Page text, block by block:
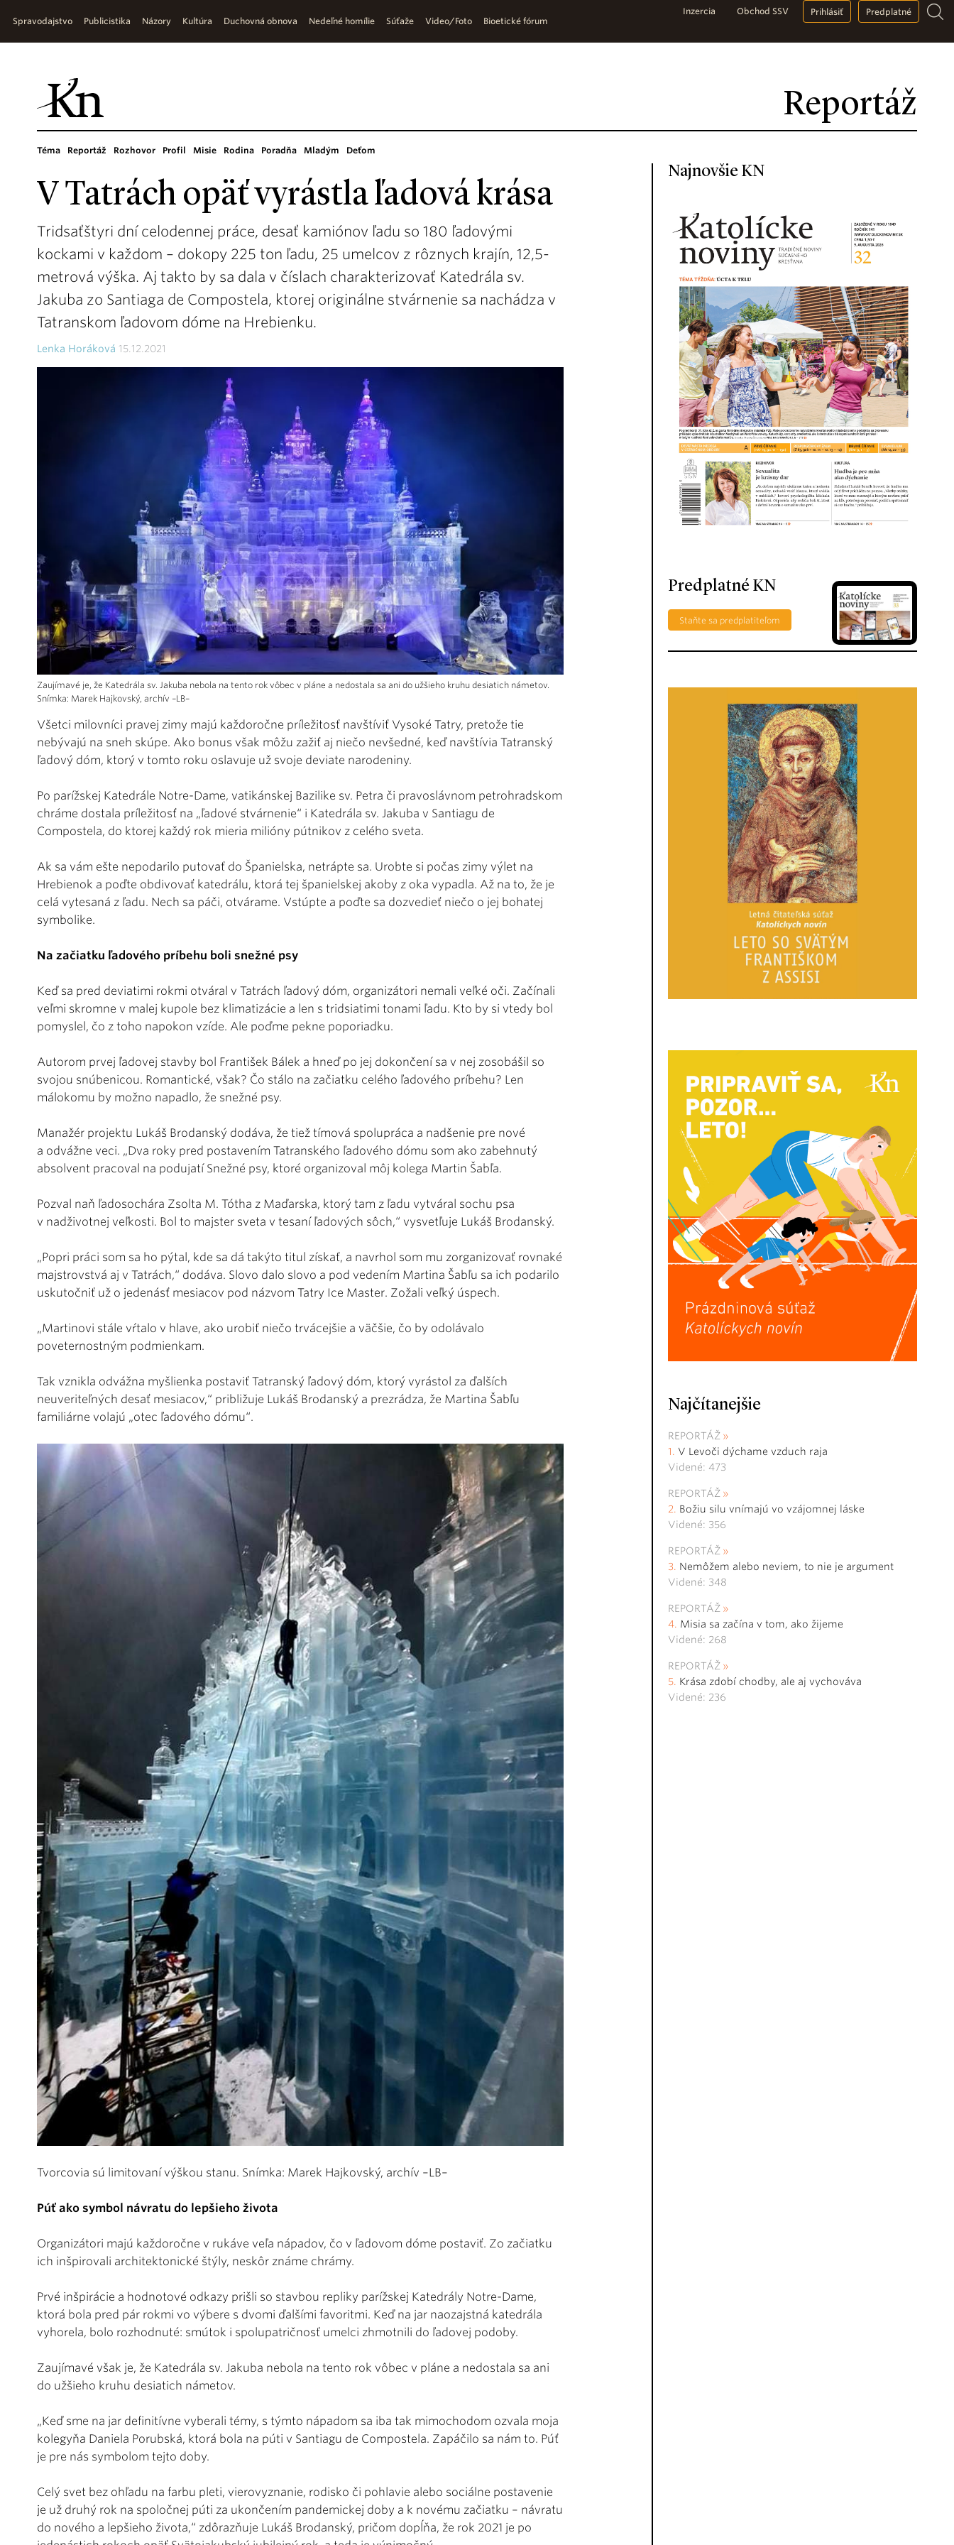
Reportáž
Spravodajstvo Publicistika Názory Kultúra Duchovná obnova Nedeľné homílie Súťaže Video/Foto Bioetické fórum
Inzercia Obchod SSV Prihlásiť Predplatné
Téma Reportáž Rozhovor Profil Misie Rodina Poradňa Mladým Deťom
V Tatrách opäť vyrástla ľadová krása
Tridsaťštyri dní celodennej práce, desať kamiónov ľadu so 180 ľadovými
kockami v každom – dokopy 225 ton ľadu, 25 umelcov z rôznych krajín, 12,5-
metrová výška. Aj takto by sa dala v číslach charakterizovať Katedrála sv.
Jakuba zo Santiaga de Compostela, ktorej originálne stvárnenie sa nachádza v
Tatranskom ľadovom dóme na Hrebienku.
Lenka Horáková 15.12.2021
Zaujímavé je, že Katedrála sv. Jakuba nebola na tento rok vôbec v pláne a nedostala sa ani do užšieho kruhu desiatich námetov.
Snímka: Marek Hajkovský, archív –LB–
Všetci milovníci pravej zimy majú každoročne príležitosť navštíviť Vysoké Tatry, pretože tie
nebývajú na sneh skúpe. Ako bonus však môžu zažiť aj niečo nevšedné, keď navštívia Tatranský
ľadový dóm, ktorý v tomto roku oslavuje už svoje deviate narodeniny.
Po parížskej Katedrále Notre-Dame, vatikánskej Bazilike sv. Petra či pravoslávnom petrohradskom
chráme dostala príležitosť na „ľadové stvárnenie“ i Katedrála sv. Jakuba v Santiagu de
Compostela, do ktorej každý rok mieria milióny pútnikov z celého sveta.
Ak sa vám ešte nepodarilo putovať do Španielska, netrápte sa. Urobte si počas zimy výlet na
Hrebienok a poďte obdivovať katedrálu, ktorá tej španielskej akoby z oka vypadla. Až na to, že je
celá vytesaná z ľadu. Nech sa páči, otvárame. Vstúpte a poďte sa dozvedieť niečo o jej bohatej
symbolike.
Na začiatku ľadového príbehu boli snežné psy
Keď sa pred deviatimi rokmi otváral v Tatrách ľadový dóm, organizátori nemali veľké oči. Začínali
veľmi skromne v malej kupole bez klimatizácie a len s tridsiatimi tonami ľadu. Kto by si vtedy bol
pomyslel, čo z toho napokon vzíde. Ale poďme pekne poporiadku.
Autorom prvej ľadovej stavby bol František Bálek a hneď po jej dokončení sa v nej zosobášil so
svojou snúbenicou. Romantické, však? Čo stálo na začiatku celého ľadového príbehu? Len
málokomu by možno napadlo, že snežné psy.
Manažér projektu Lukáš Brodanský dodáva, že tiež tímová spolupráca a nadšenie pre nové
a odvážne veci. „Dva roky pred postavením Tatranského ľadového dómu som ako zabehnutý
absolvent pracoval na podujatí Snežné psy, ktoré organizoval môj kolega Martin Šabľa.
Pozval naň ľadosochára Zsolta M. Tótha z Maďarska, ktorý tam z ľadu vytváral sochu psa
v nadživotnej veľkosti. Bol to majster sveta v tesaní ľadových sôch,“ vysvetľuje Lukáš Brodanský.
„Popri práci som sa ho pýtal, kde sa dá takýto titul získať, a navrhol som mu zorganizovať rovnaké
majstrovstvá aj v Tatrách,“ dodáva. Slovo dalo slovo a pod vedením Martina Šabľu sa ich podarilo
uskutočniť už o jedenásť mesiacov pod názvom Tatry Ice Master. Zožali veľký úspech.
„Martinovi stále vŕtalo v hlave, ako urobiť niečo trvácejšie a väčšie, čo by odolávalo
poveternostným podmienkam.
Tak vznikla odvážna myšlienka postaviť Tatranský ľadový dóm, ktorý vyrástol za ďalších
neuveriteľných desať mesiacov,“ približuje Lukáš Brodanský a prezrádza, že Martina Šabľu
familiárne volajú „otec ľadového dómu“.
Tvorcovia sú limitovaní výškou stanu. Snímka: Marek Hajkovský, archív –LB–
Púť ako symbol návratu do lepšieho života
Organizátori majú každoročne v rukáve veľa nápadov, čo v ľadovom dóme postaviť. Zo začiatku
ich inšpirovali architektonické štýly, neskôr známe chrámy.
Prvé inšpirácie a hodnotové odkazy prišli so stavbou repliky parížskej Katedrály Notre-Dame,
ktorá bola pred pár rokmi vo výbere s dvomi ďalšími favoritmi. Keď na jar naozajstná katedrála
vyhorela, bolo rozhodnuté: smútok i spolupatričnosť umelci zhmotnili do ľadovej podoby.
Zaujímavé však je, že Katedrála sv. Jakuba nebola na tento rok vôbec v pláne a nedostala sa ani
do užšieho kruhu desiatich námetov.
„Keď sme na jar definitívne vyberali témy, s týmto nápadom sa iba tak mimochodom ozvala moja
kolegyňa Daniela Porubská, ktorá bola na púti v Santiagu de Compostela. Zapáčilo sa nám to. Púť
je pre nás symbolom tejto doby.
Celý svet bez ohľadu na farbu pleti, vierovyznanie, rodisko či pohlavie alebo sociálne postavenie
je už druhý rok na spoločnej púti za ukončením pandemickej doby a k novému začiatku – návratu
do nového a lepšieho života,“ zdôrazňuje Lukáš Brodanský, pričom dopĺňa, že rok 2021 je po
Najnovšie KN
Predplatné KN
Staňte sa predplatiteľom
Najčítanejšie
REPORTÁŽ
V Levoči dýchame vzduch raja
Videné: 473
REPORTÁŽ
Božiu silu vnímajú vo vzájomnej láske
Videné: 356
REPORTÁŽ
Nemôžem alebo neviem, to nie je argument
Videné: 348
REPORTÁŽ
Misia sa začína v tom, ako žijeme
Videné: 268
REPORTÁŽ
Krása zdobí chodby, ale aj vychováva
Videné: 236